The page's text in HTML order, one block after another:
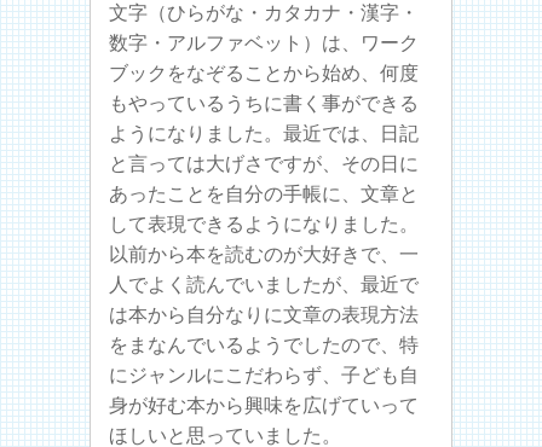
文字（ひらがな・カタカナ・漢字・
数字・アルファベット）は、ワーク
ブックをなぞることから始め、何度
もやっているうちに書く事ができる
ようになりました。最近では、日記
と言っては大げさですが、その日に
あったことを自分の手帳に、文章と
して表現できるようになりました。
以前から本を読むのが大好きで、一
人でよく読んでいましたが、最近で
は本から自分なりに文章の表現方法
をまなんでいるようでしたので、特
にジャンルにこだわらず、子ども自
身が好む本から興味を広げていって
ほしいと思っていました。